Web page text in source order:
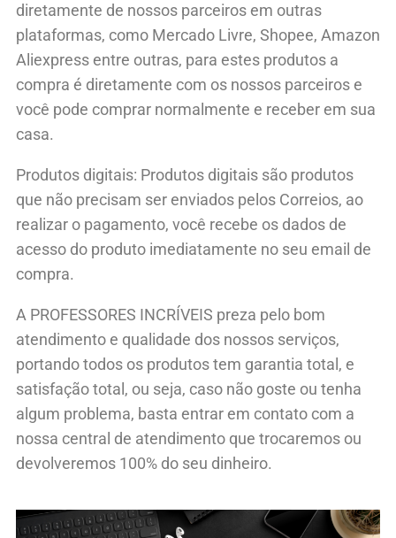
diretamente de nossos parceiros em outras
plataformas, como Mercado Livre, Shopee, Amazon
Aliexpress entre outras, para estes produtos a
compra é diretamente com os nossos parceiros e
você pode comprar normalmente e receber em sua
casa.
Produtos digitais: Produtos digitais são produtos
que não precisam ser enviados pelos Correios, ao
realizar o pagamento, você recebe os dados de
acesso do produto imediatamente no seu email de
compra.
A PROFESSORES INCRÍVEIS preza pelo bom
atendimento e qualidade dos nossos serviços,
portando todos os produtos tem garantia total, e
satisfação total, ou seja, caso não goste ou tenha
algum problema, basta entrar em contato com a
nossa central de atendimento que trocaremos ou
devolveremos 100% do seu dinheiro.